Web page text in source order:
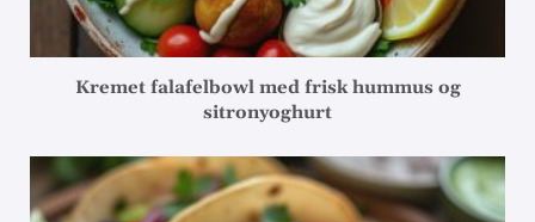
Kremet falafelbowl med frisk hummus og
sitronyoghurt